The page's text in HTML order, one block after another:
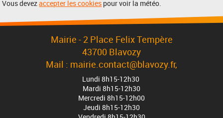
Vous devezaccepter les cookies pour voir la météo.
Mairie - 2 Place Felix Tempère
43700 Blavozy
Mail : mairie.contact@blavozy.fr,
Lundi 8h15-12h30
Mardi 8h15-12h30
Mercredi 8h15-12h00
Jeudi 8h15-12h30